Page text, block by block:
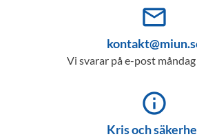
mail_outline
Vi svarar på e-post
info_outline
Kris och